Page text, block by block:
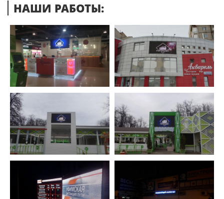
НАШИ РАБОТЫ: